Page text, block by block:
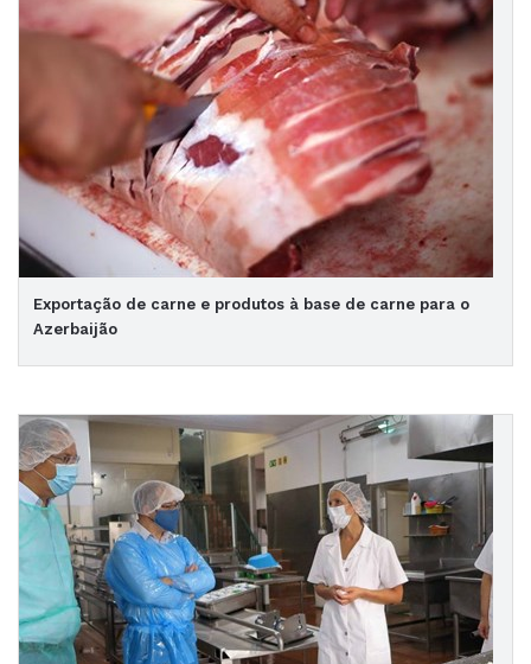
Exportação de carne e produtos à base de carne para o
Azerbaijão